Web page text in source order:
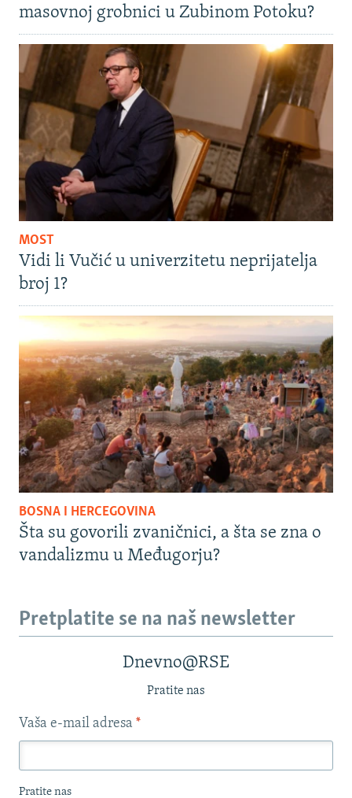
masovnoj grobnici u Zubinom Potoku?
MOST
Vidi li Vučić u univerzitetu neprijatelja
broj 1?
BOSNA I HERCEGOVINA
Šta su govorili zvaničnici, a šta se zna o
vandalizmu u Međugorju?
Pretplatite se na naš newsletter
Dnevno@RSE
Pratite nas
Vaša e-mail adresa *
Pratite nas